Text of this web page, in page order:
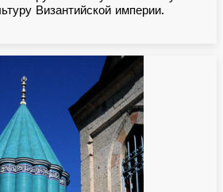
Византийской империи.